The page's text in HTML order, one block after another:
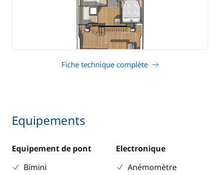
Fiche technique complète
Equipements
Equipement de pont
Bimini
Electronique
Anémomètre